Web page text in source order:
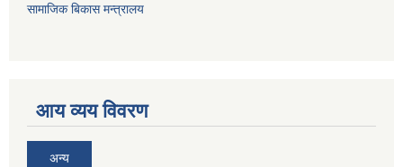
सामाजिक बिकास मन्त्रालय
आय व्यय विवरण
अन्य